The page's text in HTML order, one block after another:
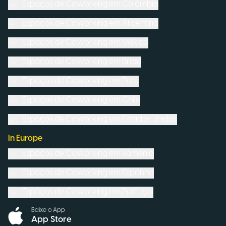
In Europe
Baixe o App
App Store